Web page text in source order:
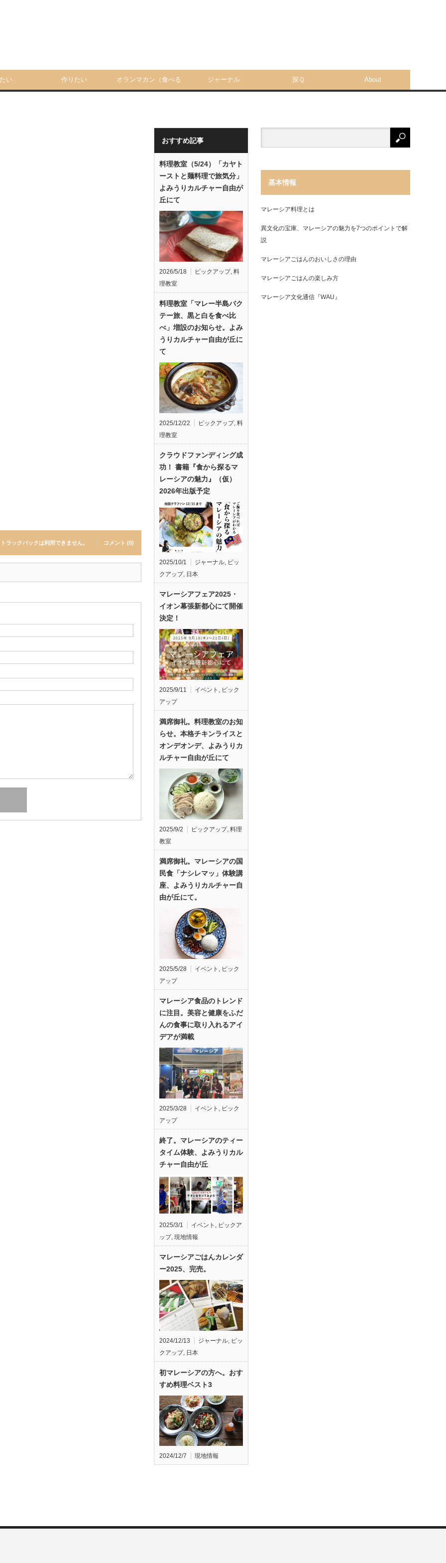
い 作りたい オランマカン（食べる ジャーナル 探Ｑ About
トラックバックは利用できません。 コメント (0)
おすすめ記事
料理教室（5/24）「カヤト
ーストと麺料理で旅気分」
よみうりカルチャー自由が
丘にて
2026/5/18 ピックアップ, 料
理教室
料理教室「マレー半島バク
テー旅、黒と白を食べ比
べ」増設のお知らせ。よみ
うりカルチャー自由が丘に
て
2025/12/22 ピックアップ, 料
理教室
クラウドファンディング成
功！ 書籍『食から探るマ
レーシアの魅力』（仮）
2026年出版予定
2025/10/1 ジャーナル, ピッ
クアップ, 日本
マレーシアフェア2025・
イオン幕張新都心にて開催
決定！
2025/9/11 イベント , ピック
アップ
満席御礼。料理教室のお知
らせ。本格チキンライスと
オンデオンデ、よみうりカ
ルチャー自由が丘にて
2025/9/2 ピックアップ, 料理
教室
満席御礼。マレーシアの国
民食「ナシレマッ」体験講
座、よみうりカルチャー自
由が丘にて。
2025/5/28 イベント , ピック
アップ
マレーシア食品のトレンド
に注目。美容と健康をふだ
んの食事に取り入れるアイ
デアが満載
2025/3/28 イベント
ピック
アップ
終了。マレーシアのティー
タイム体験、よみうりカル
チャー自由が丘
2025/3/1 イベント , ピックア
ップ, 現地情報
マレーシアごはんカレンダ
ー2025、完売。
2024/12/13 ジャーナル ピッ
クアップ, 日本
初マレーシアの方へ。おす
すめ料理ベスト3
2024/12/7 現地情報
基本情報
マレーシア料理とは
異文化の宝庫、マレーシアの魅力を7つのポイントで解
説
マレーシアごはんのおいしさの理由
マレーシアごはんの楽しみ方
マレーシア文化通信『WAU』